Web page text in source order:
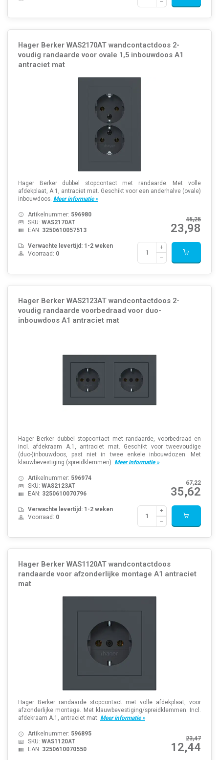
Hager Berker WAS2170AT wandcontactdoos 2-
voudig randaarde voor ovale 1,5 inbouwdoos A1
antraciet mat
Hager Berker dubbel stopcontact met randaarde. Met volle
afdekplaat, A.1, antraciet mat. Geschikt voor een anderhalve (ovale)
inbouwdoos. Meer informatie »
45,25
23,98
Artikelnummer: 596980
SKU: WAS2170AT
EAN: 3250610057513
Verwachte levertijd: 1-2 weken
Voorraad: 0
Hager Berker WAS2123AT wandcontactdoos 2-
voudig randaarde voorbedraad voor duo-
inbouwdoos A1 antraciet mat
Hager Berker dubbel stopcontact met randaarde, voorbedraad en
incl. afdekraam A.1, antraciet mat. Geschikt voor tweevoudige
(duo-)inbouwdoos, past niet in twee enkele inbouwdozen. Met
klauwbevestiging (spreidklemmen). Meer informatie »
67,22
35,62
Artikelnummer: 596974
SKU: WAS2123AT
EAN: 3250610070796
Verwachte levertijd: 1-2 weken
Voorraad: 0
Hager Berker WAS1120AT wandcontactdoos
randaarde voor afzonderlijke montage A1 antraciet
mat
Hager Berker randaarde stopcontact met volle afdekplaat, voor
afzonderlijke montage. Met klauwbevestiging/spreidklemmen. Incl.
afdekraam A.1, antraciet mat. Meer informatie »
23,47
12,44
Artikelnummer: 596895
SKU: WAS1120AT
EAN: 3250610070550